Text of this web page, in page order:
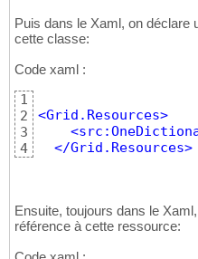
14
15
17
18
public
object
{
}
Puis dans le Xaml, on déclare
cette classe:
Code xaml :
1
2
3
4
<Grid.Resources>
</Grid.Resources>
Ensuite, toujours dans le
référence à cette ressource: